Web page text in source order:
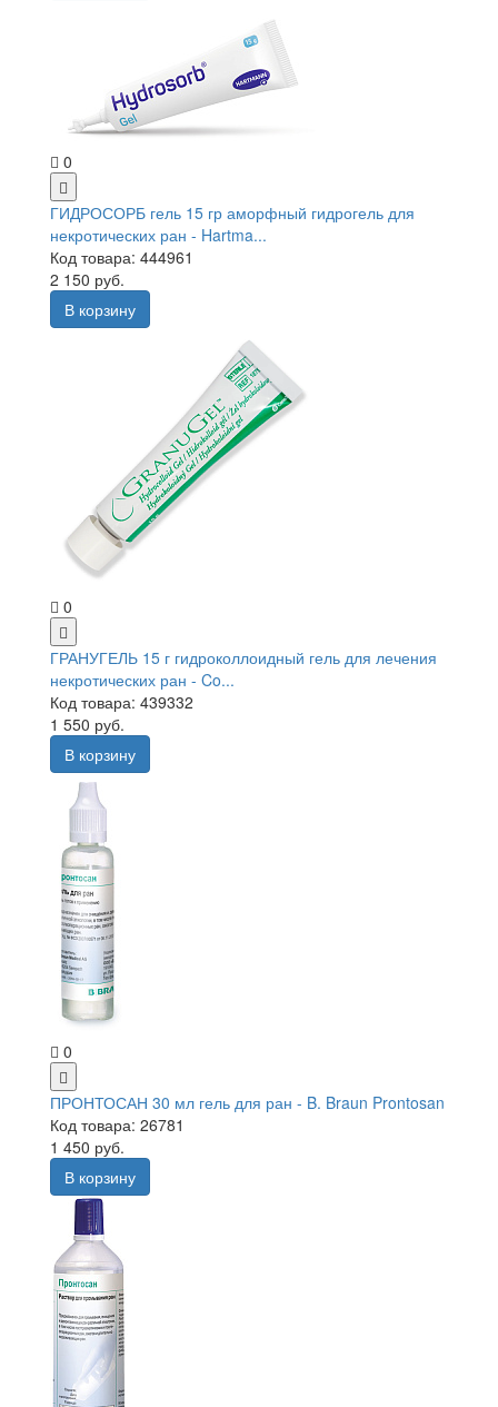
0
ГИДРОСОРБ гель 15 гр аморфный гидрогель для
некротических ран - Hartma...
Код товара: 444961
2 150 руб.
В корзину
0
ГРАНУГЕЛЬ 15 г гидроколлоидный гель для лечения
некротических ран - Co...
Код товара: 439332
1 550 руб.
В корзину
0
ПРОНТОСАН 30 мл гель для ран - B. Braun Prontosan
Код товара: 26781
1 450 руб.
В корзину